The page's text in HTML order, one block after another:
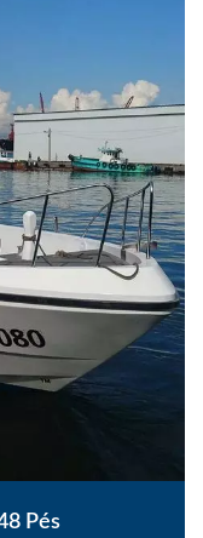
Pés